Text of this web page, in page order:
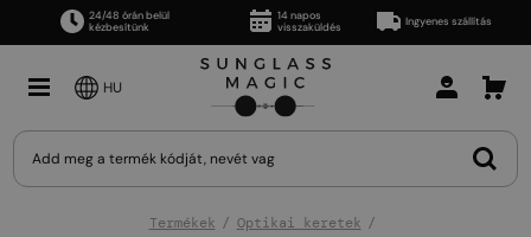
24/48 órán belül
kézbesítünk
14 napos
visszaküldés
Ingyenes szállítás
HU
Termékek Optikai keretek